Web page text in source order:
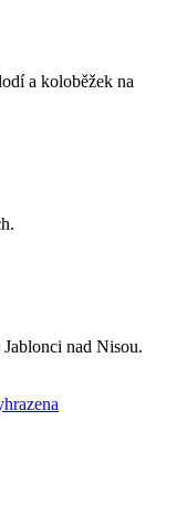
a koloběžek na
nad Nisou.